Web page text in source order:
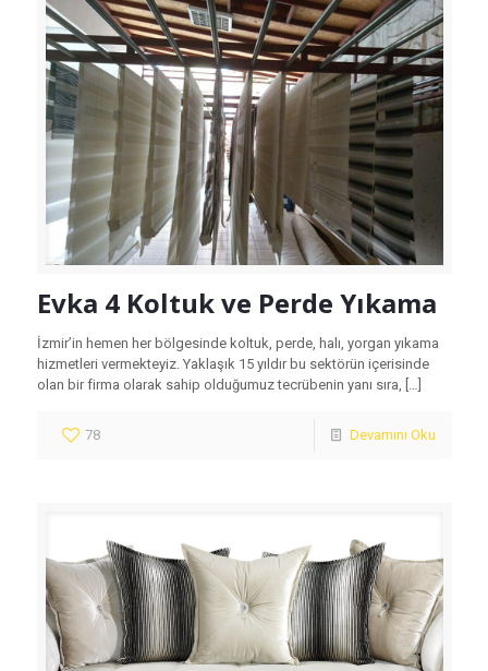
Evka 4 Koltuk ve Perde Yıkama
İzmir’in hemen her bölgesinde koltuk, perde, halı, yorgan yıkama
hizmetleri vermekteyiz. Yaklaşık 15 yıldır bu sektörün içerisinde
olan bir firma olarak sahip olduğumuz tecrübenin yanı sıra,
78 Devamını Oku